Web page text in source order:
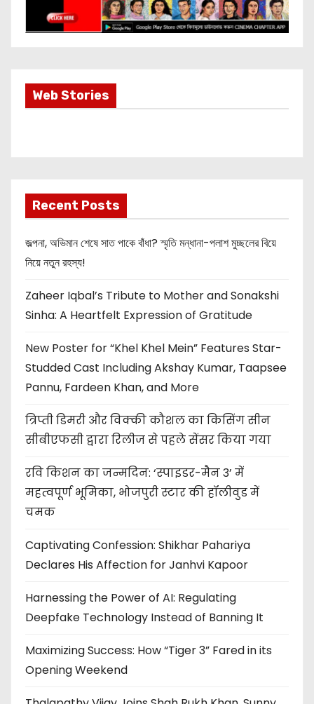
Web StoriesMost Important
Info about
Recent Posts
জল্পনা, অভিমান শেষে সাত পাকে বাঁধা? স্মৃতি মন্ধানা-পলাশ মুচ্ছলের বিয়ে
নিয়ে নতুন রহস্য!
Zaheer Iqbal’s Tribute to Mother and Sonakshi
Sinha: A Heartfelt Expression of Gratitude
New Poster for “Khel Khel Mein” Features Star-
Studded Cast Including Akshay Kumar, Taapsee
Pannu, Fardeen Khan, and More
त्रिप्ती डिमरी और विक्की कौशल का किसिंग सीन
सीबीएफसी द्वारा रिलीज से पहले सेंसर किया गया
रवि किशन का जन्मदिन: ‘स्पाइडर-मैन 3’ में
महत्वपूर्ण भूमिका, भोजपुरी स्टार की हॉलीवुड में
चमक
Captivating Confession: Shikhar Pahariya
Declares His Affection for Janhvi Kapoor
Harnessing the Power of AI: Regulating
Deepfake Technology Instead of Banning It
Maximizing Success: How “Tiger 3” Fared in its
Opening Weekend